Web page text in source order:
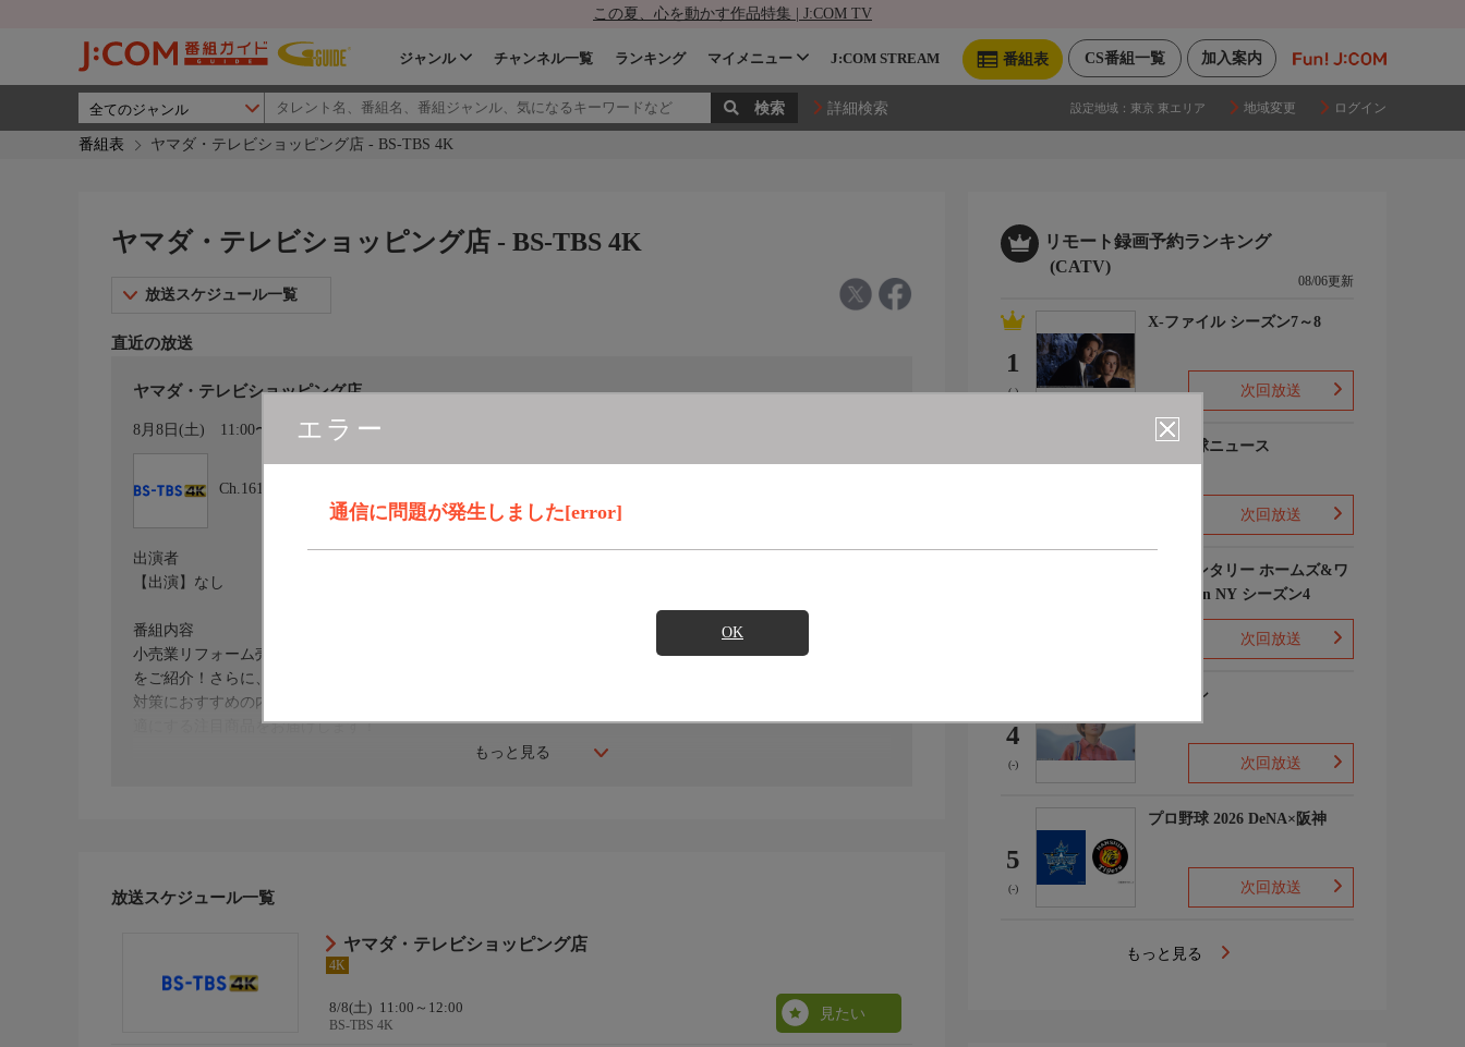
この夏、心を動かす作品特集 | J:COM TV
加入案内
CS番組一覧
番組表
ジャンル チャンネル一覧 ランキング マイメニュー J:COM STREAM
詳細検索 設定地域： 東京 東エリア 地域変更 ログイン
番組表 ヤマダ・テレビショッピング店 - BS-TBS 4K
エラー
通信に問題が発生しました[error]
OK
ヤマダ・テレビショッピング店 - BS-TBS 4K
放送スケジュール一覧
直近の放送
ヤマダ・テレビショッピング店
8月8日(土) 11:00〜12:00 カレンダー登録
Ch.161
もっと見る
出演者
【出演】なし
番組内容
小売業リフォーム売上高Ｎｏ．１のヤマダデンキより、人気の水回り４点リフォームスーパーバリューセット
をご紹介！さらに、今売れているＡＴＥＸ電動ベッドや、レイアウトが自由自在な組合せソファ、断熱・防音
対策におすすめの内窓、バッテリー式でどこでも持ち運びできる高圧洗浄機アクアブラストなど、暮らしを快
適にする注目商品をお届けします！
＊この番組はＨＤ放送からのアップコンバートです。
放送スケジュール一覧
ヤマダ・テレビショッピング店
4K
8/8(土) 11:00～12:00
BS-TBS 4K
見たい
リモート録画予約ランキング
(CATV)
08/06更新
1
(-)
X-ファイル シーズン7～8
次回放送
プロ野球ニュース
次回放送
エレメンタリー ホームズ&ワ
トソン in NY シーズン4
次回放送
4
(-)
下山メシ
次回放送
5
(-)
プロ野球 2026 DeNA×阪神
次回放送
もっと見る